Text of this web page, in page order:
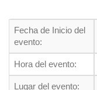
Fecha de Inicio del
evento:
Hora del evento:
Lugar del evento: